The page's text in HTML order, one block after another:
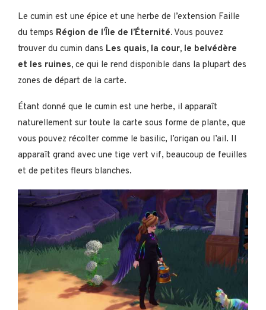
Le cumin est une épice et une herbe de l’extension Faille
du temps Région de l’Île de l’Éternité.Vous pouvez
trouver du cumin dans Les quais, la cour, le belvédère
et les ruines, ce qui le rend disponible dans la plupart des
zones de départ de la carte.
Étant donné que le cumin est une herbe, il apparaît
naturellement sur toute la carte sous forme de plante, que
vous pouvez récolter comme le basilic, l’origan ou l’ail. Il
apparaît grand avec une tige vert vif, beaucoup de feuilles
et de petites fleurs blanches.